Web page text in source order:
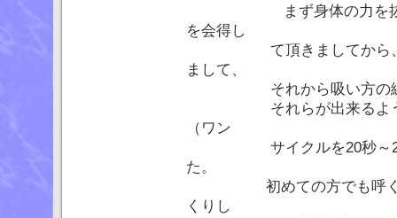
まず身体の力を抜いた
を会得し
て頂きましてから、呼
まして、
それから吸い方の練習
それらが出来るように
（ワン
サイクルを20秒～25秒)
た。
初めての方でも呼くの
くりし